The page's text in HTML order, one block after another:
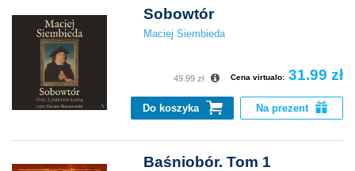
Sobowtór
Maciej Siembieda
Cena virtualo: 31.99 zł
49.99 zł
Do koszyka Na prezent
Baśniobór. Tom 1